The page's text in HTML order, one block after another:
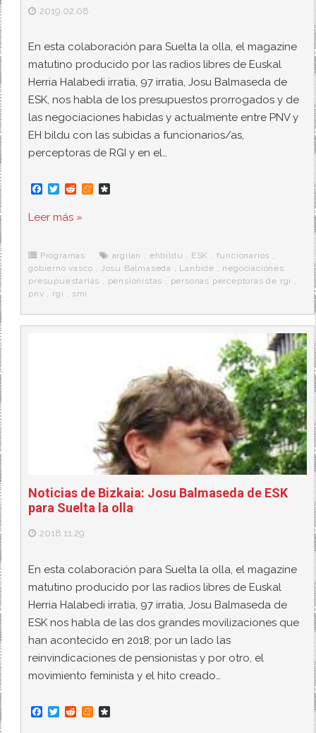
2019.02.08
En esta colaboración para Suelta la olla, el magazine
matutino producido por las radios libres de Euskal
Herria Halabedi irratia, 97 irratia, Josu Balmaseda de
ESK, nos habla de los presupuestos prorrogados y de
las negociaciones habidas y actualmente entre PNV y
EH bildu con las subidas a funcionarios/as,
perceptoras de RGI y en el…
F
e
o
k
T
t
r
R
d
M
e
r
a
Leer más »
Programas argilan , ehbildu , ESK , funcionarios ,
gobierno vasco , Josu Balmaseda , Lanbide , negociaciones
presupuestarias , pensionistas , personas perceptoras de rgi ,
pnv , rgi , smi
Noticias de Bizkaia: Josu Balmaseda de ESK
para Suelta la olla
2018.11.29
En esta colaboración para Suelta la olla, el magazine
matutino producido por las radios libres de Euskal
Herria Halabedi irratia, 97 irratia, Josu Balmaseda de
ESK nos habla de las dos grandes movilizaciones que
han acontecido en 2018; por un lado las
reinvindicaciones de pensionistas y por otro, el
movimiento feminista y el hito creado…
F
T
R
M